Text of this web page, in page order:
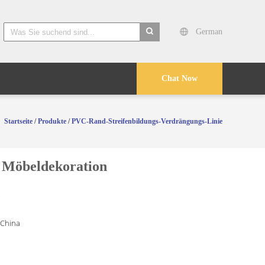
German
Chat Now
Startseite /Produkte /PVC-Rand-Streifenbildungs-Verdrängungs-Linie